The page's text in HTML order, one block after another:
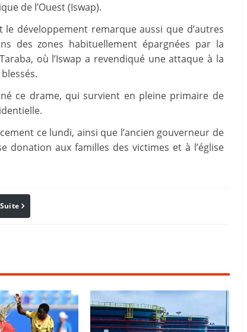
de l’Ouest (Iswap).
développement remarque aussi que d’autres
des zones habituellement épargnées par la
où l’Iswap a revendiqué une attaque à la
ce drame, qui survient en pleine primaire de
ce lundi, ainsi que l’ancien gouverneur de
donation aux familles des victimes et à l’église
Pinterest
Suite